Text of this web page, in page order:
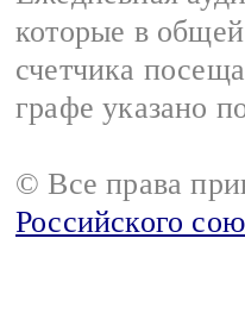
которые в
счетчика
графе указано
© Все права
Российского